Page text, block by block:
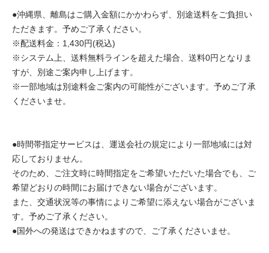
●沖縄県、離島はご購入金額にかかわらず、別途送料をご負担い
ただきます。予めご了承ください。
※配送料金：1,430円(税込)
※システム上、送料無料ラインを超えた場合、送料0円となりま
すが、別途ご案内申し上げます。
※一部地域は別途料金ご案内の可能性がございます。予めご了承
くださいませ。
●時間帯指定サービスは、運送会社の規定により一部地域には対
応しておりません。
そのため、ご注文時に時間指定をご希望いただいた場合でも、ご
希望どおりの時間にお届けできない場合がございます。
また、交通状況等の事情によりご希望に添えない場合がございま
す。予めご了承ください。
●国外への発送はできかねますので、ご了承くださいませ。